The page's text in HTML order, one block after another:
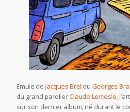
Emule de Jacques Brel ou Georges
du grand parolierClaude Lemesle,
sur son dernier album, né durant le